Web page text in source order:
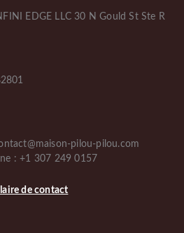
EDGE LLC 30 N Gould St Ste R
pilou-pilou.com
: +1 307 249 0157
de contact